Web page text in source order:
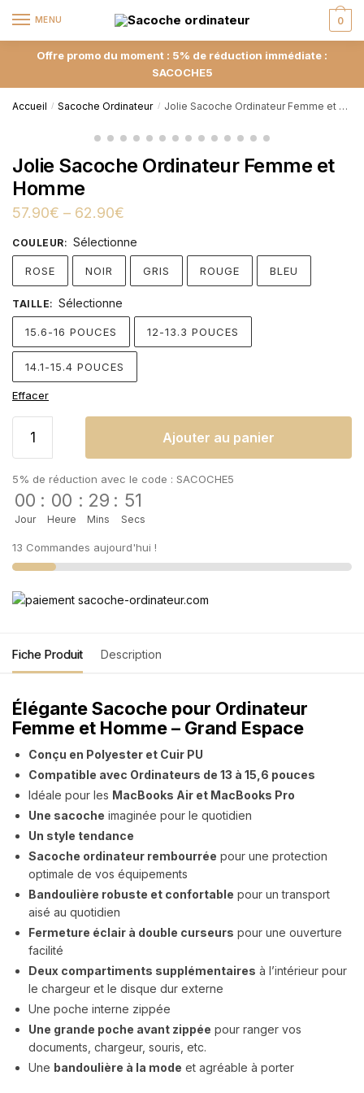
MENU 0
Offre promo du moment : 5% de réduction immédiate :
SACOCHE5
Accueil / Sacoche Ordinateur / Jolie Sacoche Ordinateur Femme et Homme
Jolie Sacoche Ordinateur Femme et
Homme
57.90€ – 62.90€
COULEUR: Sélectionne
ROSE NOIR GRIS ROUGE BLEU
TAILLE: Sélectionne
15.6-16 POUCES 12-13.3 POUCES
14.1-15.4 POUCES
Effacer
Ajouter au panier
5% de réduction avec le code : SACOCHE5
00
Jour
: 00
Heure
: 29
Mins
: 51
Secs
13 Commandes aujourd'hui !
Fiche Produit Description
Élégante Sacoche pour Ordinateur
Femme et Homme – Grand Espace
Conçu en Polyester et Cuir PU
Compatible avec Ordinateurs de 13 à 15,6 pouces
Idéale pour les MacBooks Air et MacBooks Pro
Une sacoche imaginée pour le quotidien
Un style tendance
Sacoche ordinateur rembourrée pour une protection
optimale de vos équipements
Bandoulière robuste et confortable pour un transport
aisé au quotidien
Fermeture éclair à double curseurs pour une ouverture
facilité
Deux compartiments supplémentaires à l’intérieur pour
le chargeur et le disque dur externe
Une poche interne zippée
Une grande poche avant zippée pour ranger vos
documents, chargeur, souris, etc.
Une bandoulière à la mode et agréable à porter